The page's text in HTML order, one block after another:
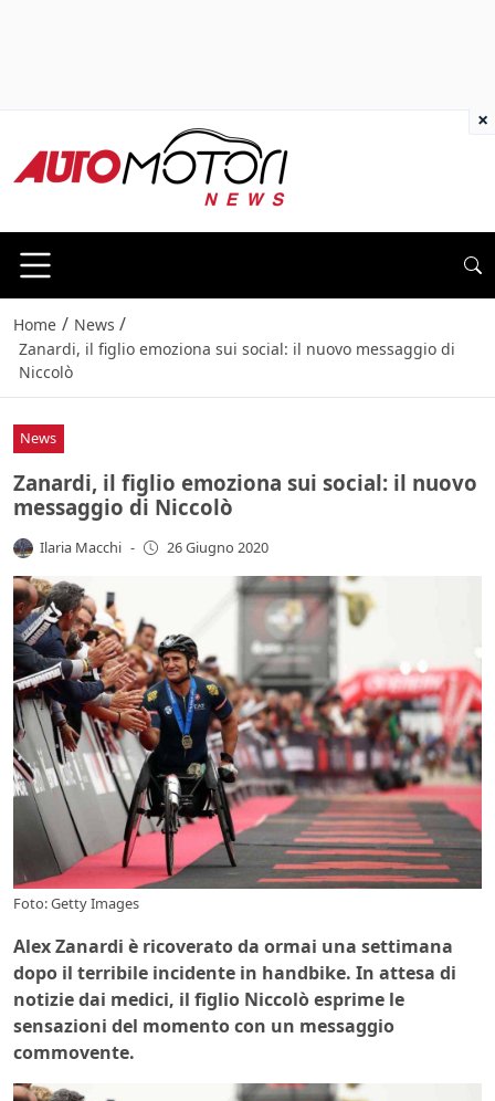
Home / News /
Zanardi, il figlio emoziona sui social: il nuovo messaggio di
Niccolò
News
Zanardi, il figlio emoziona sui social: il nuovo
messaggio di Niccolò
Ilaria Macchi - 26 Giugno 2020
Foto: Getty Images
Alex Zanardi è ricoverato da ormai una settimana
dopo il terribile incidente in handbike. In attesa di
notizie dai medici, il figlio Niccolò esprime le
sensazioni del momento con un messaggio
commovente.
×